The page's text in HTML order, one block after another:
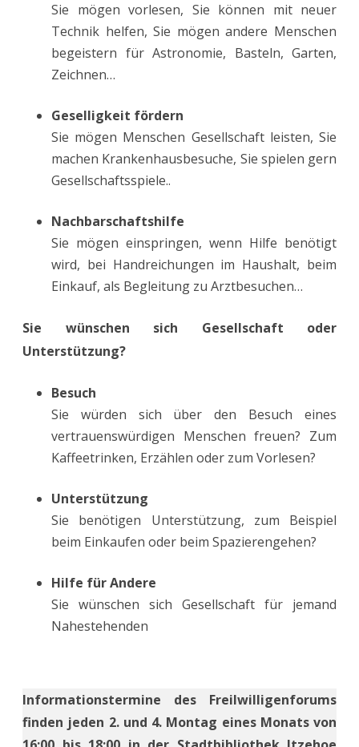
Sie mögen vorlesen, Sie können mit neuer
Technik helfen, Sie mögen andere Menschen
begeistern für Astronomie, Basteln, Garten,
Zeichnen…
Geselligkeit fördern
Sie mögen Menschen Gesellschaft leisten, Sie
machen Krankenhausbesuche, Sie spielen gern
Gesellschaftsspiele..
Nachbarschaftshilfe
Sie mögen einspringen, wenn Hilfe benötigt
wird, bei Handreichungen im Haushalt, beim
Einkauf, als Begleitung zu Arztbesuchen…
Sie wünschen sich Gesellschaft oder
Unterstützung?
Besuch
Sie würden sich über den Besuch eines
vertrauenswürdigen Menschen freuen? Zum
Kaffeetrinken, Erzählen oder zum Vorlesen?
Unterstützung
Sie benötigen Unterstützung, zum Beispiel
beim Einkaufen oder beim Spazierengehen?
Hilfe für Andere
Sie wünschen sich Gesellschaft für jemand
Nahestehenden
Informationstermine des Freilwilligenforums
finden jeden 2. und 4. Montag eines Monats von